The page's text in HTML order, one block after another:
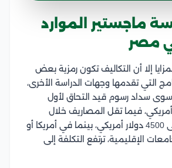
ماجستير الموارد
مصر
إلا أن التكاليف تكون رمزية بعض
التي تقدمها وجهات الدراسة الأخرى،
سوى سداد رسوم قيد التحاق لأول
دولار أمريكي، فيما تقل المصاريف خلال
الأعوام القادمة إلى 4500 دولار أمريكي، بينما في أمريكا أو
الإقليمية، ترتفع التكلفة إلى